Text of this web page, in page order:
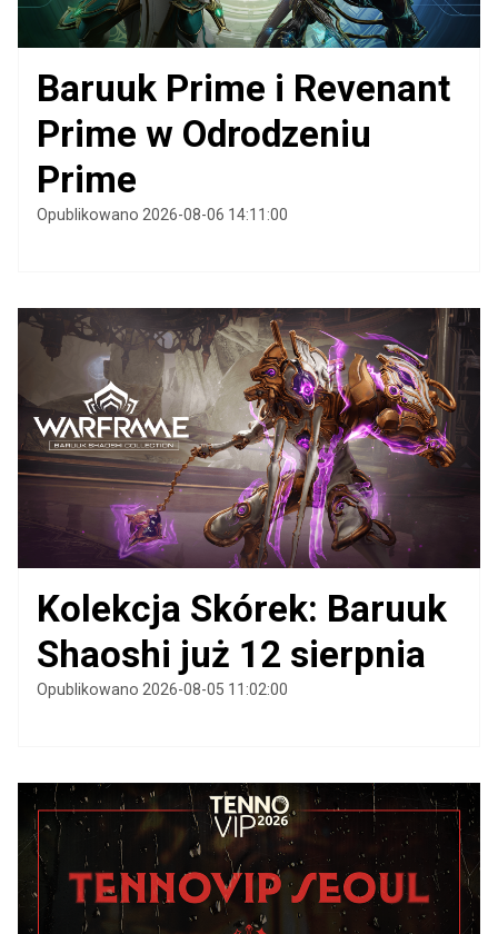
Baruuk Prime i Revenant
Prime w Odrodzeniu
Prime
Opublikowano 2026-08-06 14:11:00
Kolekcja Skórek: Baruuk
Shaoshi już 12 sierpnia
Opublikowano 2026-08-05 11:02:00